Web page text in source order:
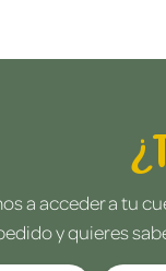
a acceder a tu
y quieres